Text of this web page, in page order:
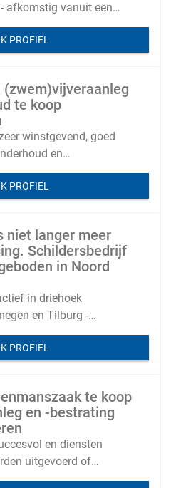
afkomstig vanuit een
PROFIEL
(zwem)vijveraanleg
te koop
winstgevend, goed
en
PROFIEL
niet langer meer
Schildersbedrijf
in Noord
in driehoek
en Tilburg -
periode aanblijven
PROFIEL
te koop
en -bestrating
en diensten
uitgevoerd of
netwerk van